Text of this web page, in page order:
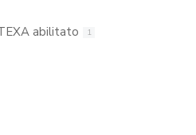
abilitato 1